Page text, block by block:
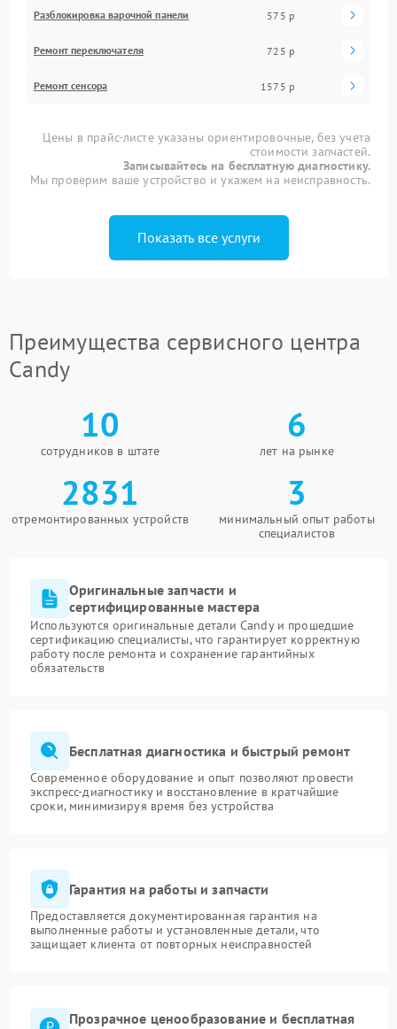
Разблокировка варочной панели 575 р
Ремонт переключателя 725 р
Ремонт сенсора 1575 р
Цены в прайс-листе указаны ориентировочные, без учета
стоимости запчастей.
Записывайтесь на бесплатную диагностику.
Мы проверим ваше устройство и укажем на неисправность.
Показать все услуги
Преимущества сервисного центра
Candy
10
сотрудников в штате
6
лет на рынке
2831
отремонтированных устройств
3
минимальный опыт работы
специалистов
Оригинальные запчасти и
сертифицированные мастера
Используются оригинальные детали Candy и прошедшие
сертификацию специалисты, что гарантирует корректную
работу после ремонта и сохранение гарантийных
обязательств
Бесплатная диагностика и быстрый ремонт
Современное оборудование и опыт позволяют провести
экспресс-диагностику и восстановление в кратчайшие
сроки, минимизируя время без устройства
Гарантия на работы и запчасти
Предоставляется документированная гарантия на
выполненные работы и установленные детали, что
защищает клиента от повторных неисправностей
Прозрачное ценообразование и бесплатная